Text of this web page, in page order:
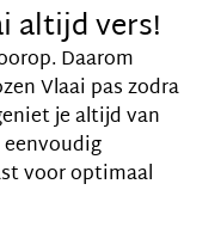
altijd vers!
Daarom
Vlaai pas zodra
je altijd van
voor optimaal